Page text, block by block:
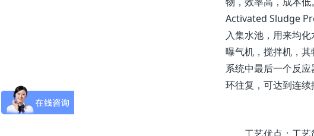
Activated Sludge
入集水池，用来均
曝气机，搅拌机，
系统中最后一个反
环往复，可达到连续
工艺优点：工艺简